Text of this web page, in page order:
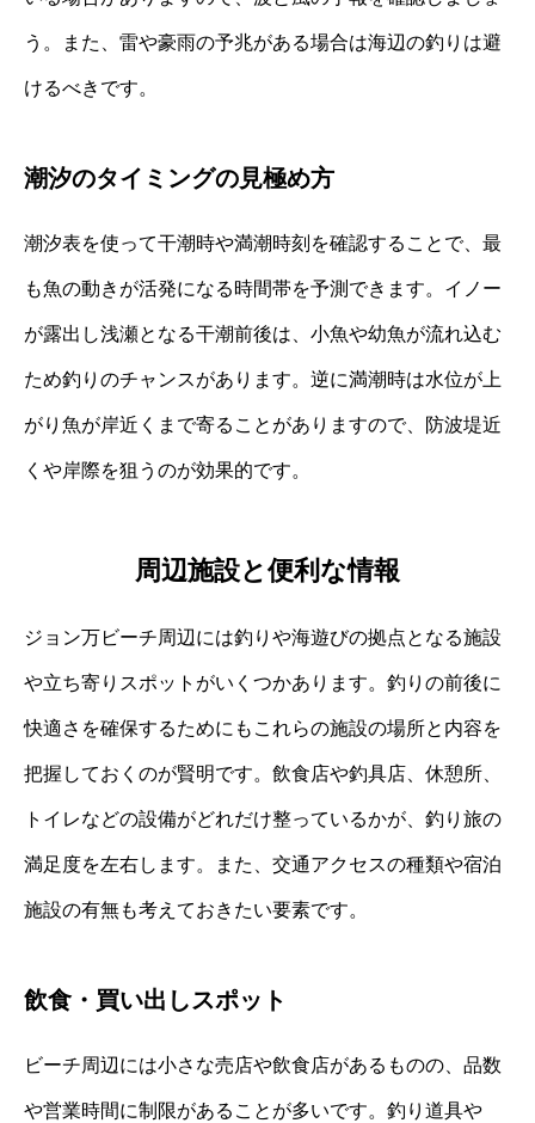
う。また、雷や豪雨の予兆がある場合は海辺の釣りは避
けるべきです。
潮汐のタイミングの見極め方
潮汐表を使って干潮時や満潮時刻を確認することで、最
も魚の動きが活発になる時間帯を予測できます。イノー
が露出し浅瀬となる干潮前後は、小魚や幼魚が流れ込む
ため釣りのチャンスがあります。逆に満潮時は水位が上
がり魚が岸近くまで寄ることがありますので、防波堤近
くや岸際を狙うのが効果的です。
周辺施設と便利な情報
ジョン万ビーチ周辺には釣りや海遊びの拠点となる施設
や立ち寄りスポットがいくつかあります。釣りの前後に
快適さを確保するためにもこれらの施設の場所と内容を
把握しておくのが賢明です。飲食店や釣具店、休憩所、
トイレなどの設備がどれだけ整っているかが、釣り旅の
満足度を左右します。また、交通アクセスの種類や宿泊
施設の有無も考えておきたい要素です。
飲食・買い出しスポット
ビーチ周辺には小さな売店や飲食店があるものの、品数
や営業時間に制限があることが多いです。釣り道具や